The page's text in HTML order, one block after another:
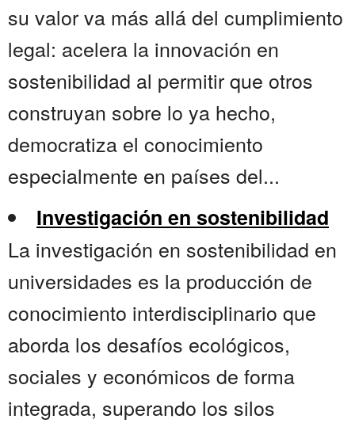
su valor va más allá del cumplimiento
legal: acelera la innovación en
sostenibilidad al permitir que otros
construyan sobre lo ya hecho,
democratiza el conocimiento
especialmente en países del...
Investigación en sostenibilidad
La investigación en sostenibilidad en
universidades es la producción de
conocimiento interdisciplinario que
aborda los desafíos ecológicos,
sociales y económicos de forma
integrada, superando los silos